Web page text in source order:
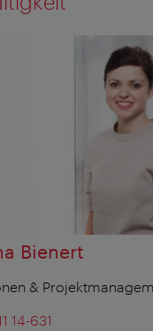
Bienert
&
14-631